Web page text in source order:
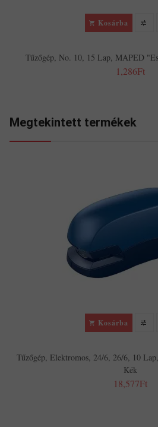
Kosárba
Tűzőgép, No. 10, 15 Lap, MAPED
1,286Ft
Megtekintett termékek
Kosárba
Tűzőgép, Elektromos, 24/6, 26/6, 10
Kék
18,577Ft